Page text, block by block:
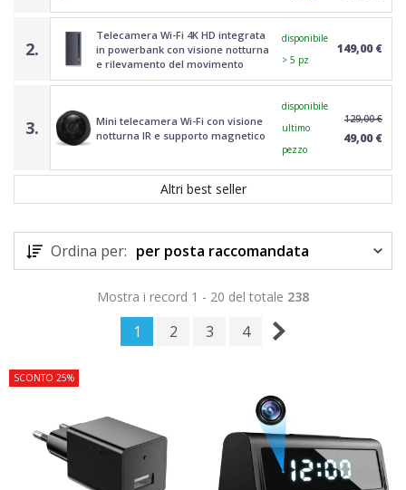
2.
Telecamera Wi-Fi 4K HD integrata
in powerbank con visione notturna
e rilevamento del movimento
disponibile
> 5 pz
149,00 €
3.
Mini telecamera Wi-Fi con visione
notturna IR e supporto magnetico
disponibile
ultimo
pezzo
129,00 €
49,00 €
Altri best seller
Ordina per: per posta raccomandata
Mostra i record 1 - 20 del totale 238
1 2 3 4
SCONTO 25%